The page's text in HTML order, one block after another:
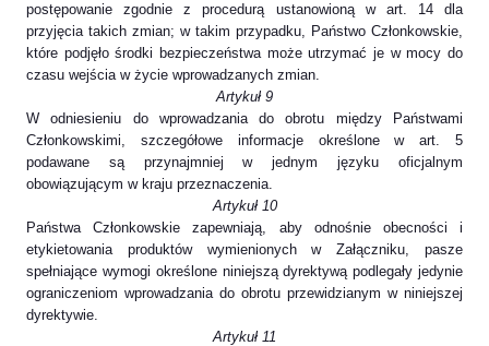
postępowanie zgodnie z procedurą ustanowioną w art. 14 dla
przyjęcia takich zmian; w takim przypadku, Państwo Członkowskie,
które podjęło środki bezpieczeństwa może utrzymać je w mocy do
czasu wejścia w życie wprowadzanych zmian.
Artykuł 9
W odniesieniu do wprowadzania do obrotu między Państwami
Członkowskimi, szczegółowe informacje określone w art. 5
podawane są przynajmniej w jednym języku oficjalnym
obowiązującym w kraju przeznaczenia.
Artykuł 10
Państwa Członkowskie zapewniają, aby odnośnie obecności i
etykietowania produktów wymienionych w Załączniku, pasze
spełniające wymogi określone niniejszą dyrektywą podlegały jedynie
ograniczeniom wprowadzania do obrotu przewidzianym w niniejszej
dyrektywie.
Artykuł 11